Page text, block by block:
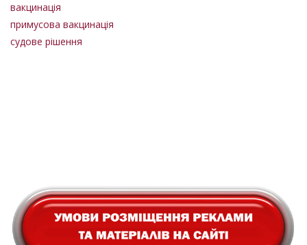
вакцинація
примусова вакцинація
судове рішення